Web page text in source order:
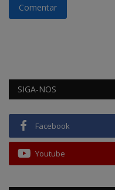
Comentar
SIGA-NOS
Facebook
Youtube